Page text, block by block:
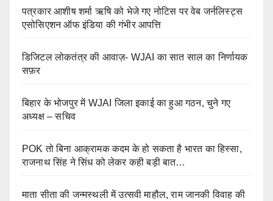
पत्रकार आशीष शर्मा ऋषि को भेजे गए नोटिस पर वेब जर्नलिस्ट्स
एसोसिएशन ऑफ इंडिया की गंभीर आपत्ति
डिजिटल लोकतंत्र की आवाज़- WJAI का सात साल का निर्णायक
सफ़र
बिहार के भोजपुर में WJAI जिला इकाई का हुआ गठन, चुने गए
अध्यक्ष – सचिव
POK तो बिना आक्रामक कदम के हो सकता है भारत का हिस्सा,
राजनाथ सिंह ने सिंध को लेकर कही बड़ी बात…
माता सीता की जन्मस्थली में उत्सवी माहौल, राम जानकी विवाह की